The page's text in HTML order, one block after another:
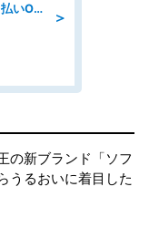
＞
マシンオペレーター/未経験OK/日払いOK/寮費無料/交替制/20・30・40代活躍中
の新ブランド「ソフ
うるおいに着目した